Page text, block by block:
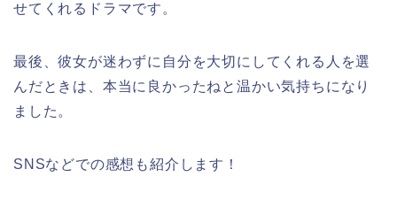
せてくれるドラマです。
最後、彼女が迷わずに自分を大切にしてくれる人を選
んだときは、本当に良かったねと温かい気持ちになり
ました。
SNSなどでの感想も紹介します！